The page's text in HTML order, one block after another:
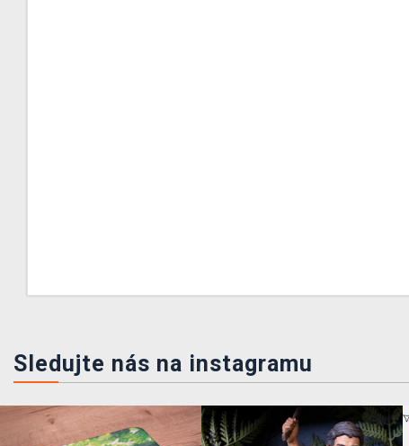
Sledujte nás na instagramu